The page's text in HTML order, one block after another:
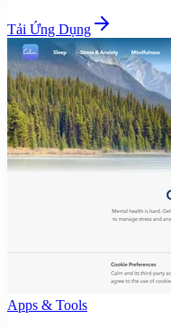
Tải Ứng Dụng
Apps & Tools